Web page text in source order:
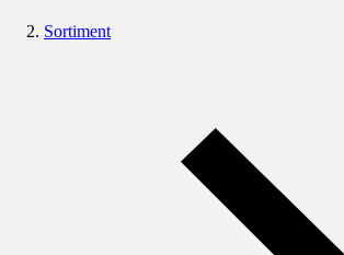
Sortiment